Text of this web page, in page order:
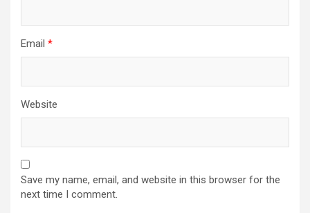
Email *
Website
Save my name, email, and website in this browser for the
next time I comment.